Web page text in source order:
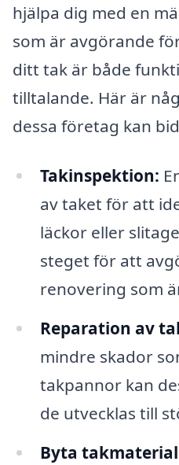
hjälpa dig med en
som är avgörande
ditt tak är både
tilltalande. Här är
dessa företag kan
Takinspektion:
av taket för att
läckor eller
steget för att
renovering som
Reparation av
mindre skador
takpannor kan
de utvecklas till
Byta